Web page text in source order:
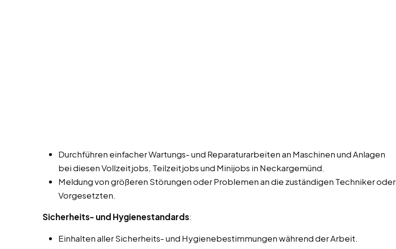
Durchführen einfacher Wartungs- und Reparaturarbeiten an Maschinen und Anlagen
bei diesen Vollzeitjobs, Teilzeitjobs und Minijobs in Neckargemünd.
Meldung von größeren Störungen oder Problemen an die zuständigen Techniker oder
Vorgesetzten.
Sicherheits- und Hygienestandards:
Einhalten aller Sicherheits- und Hygienebestimmungen während der Arbeit.